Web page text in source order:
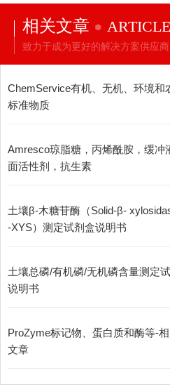
相关文章
致力于成为更好的解决方案供应商
ChemService有机、无机、环境和
标准物质
Amresco琼脂糖，丙烯酰胺，缓冲
面活性剂，抗生素
土壤β-木糖苷酶（Solid-β-
-XYS）测定试剂盒说明书
土壤总磷/有机磷/无机磷含量测定
说明书
ProZyme标记物、蛋白质和酶等-
文章